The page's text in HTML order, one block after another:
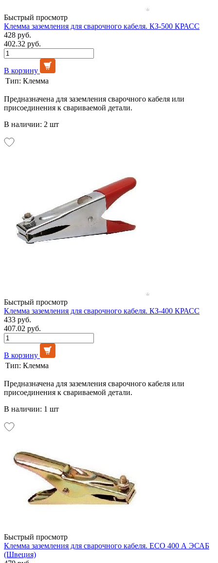
Быстрый просмотр
Клемма заземления для сварочного кабеля. КЗ-500 КРАСС
428 руб.
402.32 руб.
В корзину
Тип: Клемма
Предназначена для заземления сварочного кабеля или
присоединения к свариваемой детали.
В наличии: 2 шт
Быстрый просмотр
Клемма заземления для сварочного кабеля. КЗ-400 КРАСС
433 руб.
407.02 руб.
В корзину
Тип: Клемма
Предназначена для заземления сварочного кабеля или
присоединения к свариваемой детали.
В наличии: 1 шт
Быстрый просмотр
Клемма заземления для сварочного кабеля. ЕСО 400 А ЭСАБ
(Швеция)